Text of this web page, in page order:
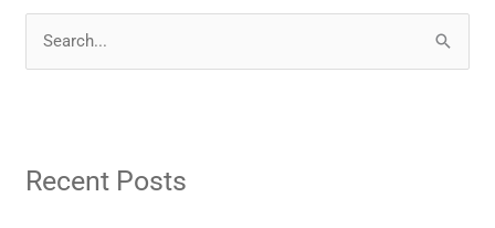
c
Recent Posts